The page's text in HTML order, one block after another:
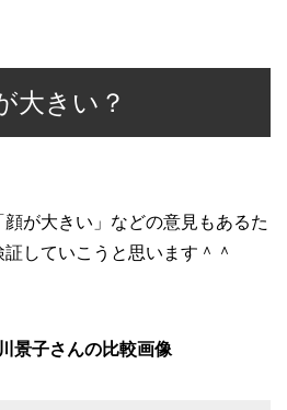
大きい？
が大きい」などの意見もあるた
していこうと思います＾＾
景子さんの比較画像